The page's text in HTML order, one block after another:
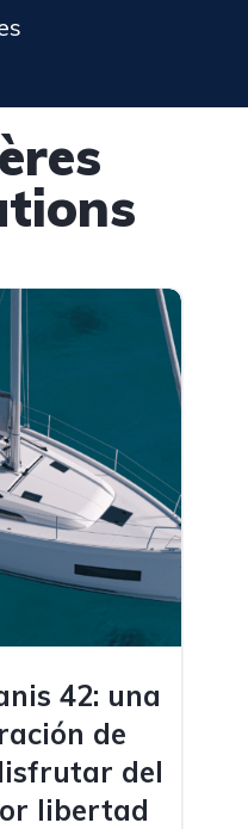
42: una
de
del
libertad